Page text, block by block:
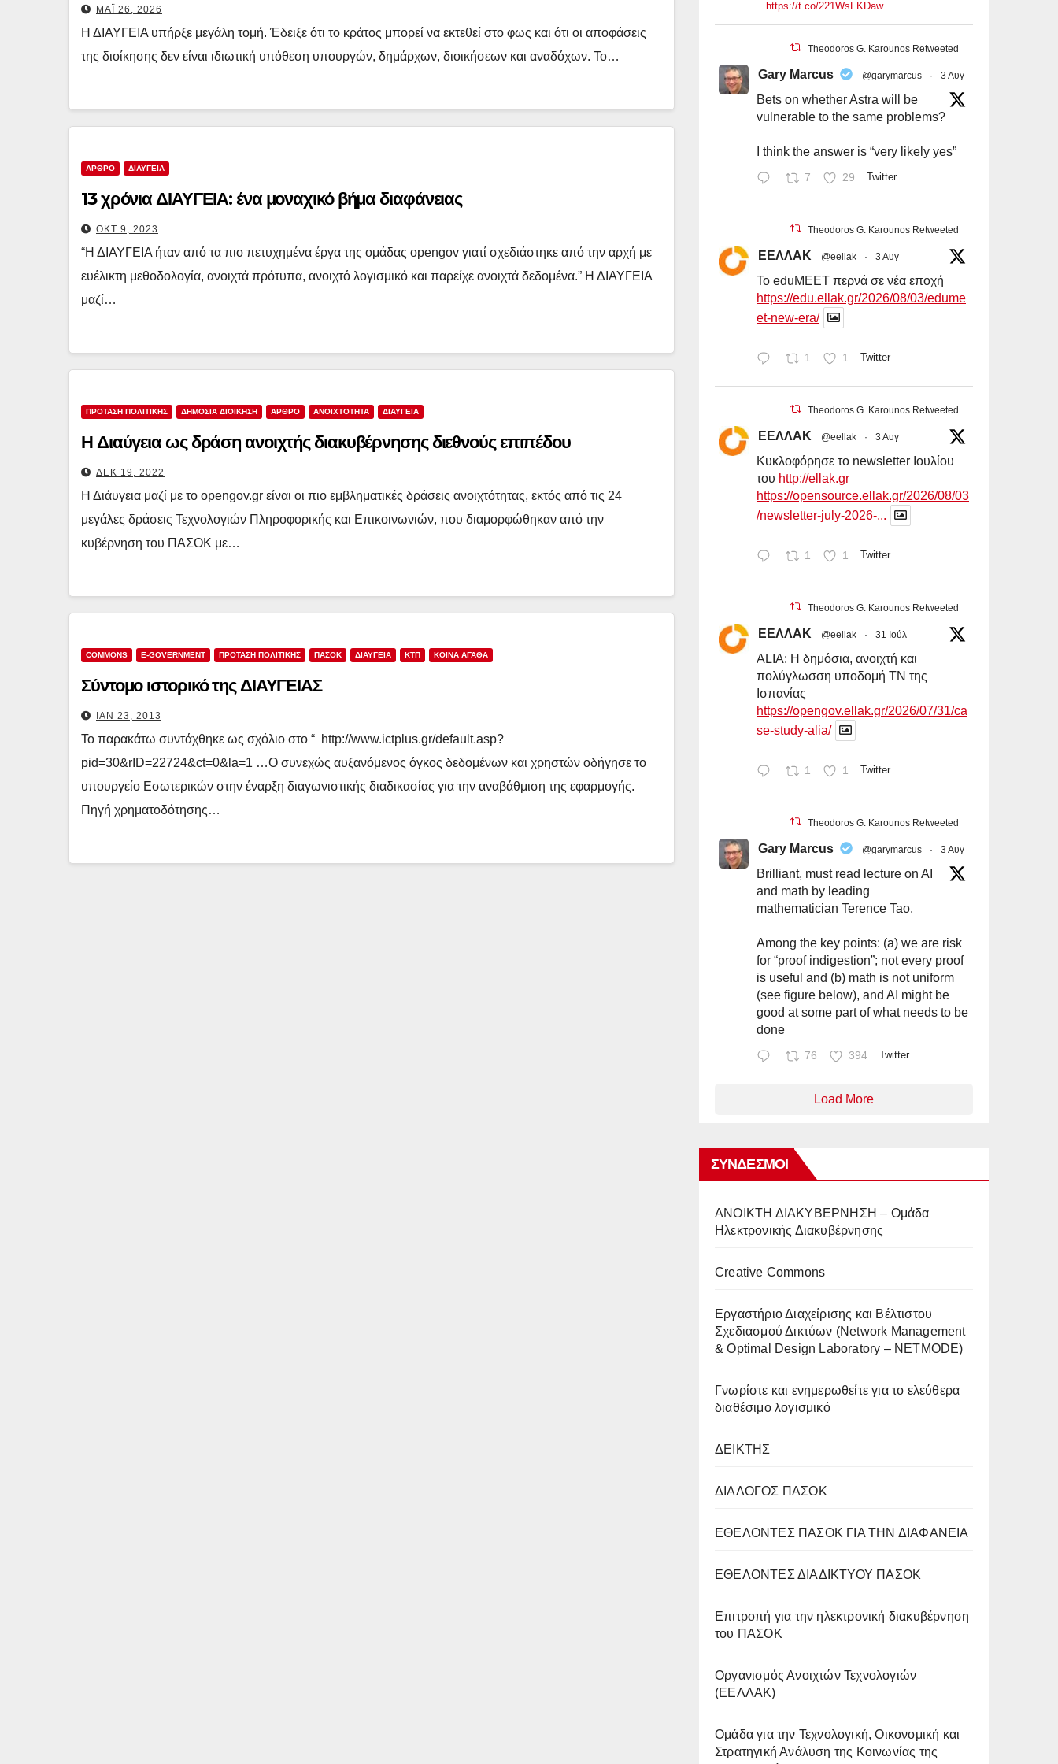
ΜΆΙ 26, 2026
Η ΔΙΑΥΓΕΙΑ υπήρξε μεγάλη τομή. Έδειξε ότι το κράτος μπορεί να εκτεθεί στο φως και ότι οι αποφάσεις
της διοίκησης δεν είναι ιδιωτική υπόθεση υπουργών, δημάρχων, διοικήσεων και αναδόχων. Το…
ΑΡΘΡΟ ΔΙΑΥΓΕΙΑ
13 χρόνια ΔΙΑΥΓΕΙΑ: ένα μοναχικό βήμα διαφάνειας
ΟΚΤ 9, 2023
“Η ΔΙΑΥΓΕΙΑ ήταν από τα πιο πετυχημένα έργα της ομάδας opengov γιατί σχεδιάστηκε από την αρχή με
ευέλικτη μεθοδολογία, ανοιχτά πρότυπα, ανοιχτό λογισμικό και παρείχε ανοιχτά δεδομένα.” Η ΔΙΑΥΓΕΙΑ
μαζί…
ΠΡΟΤΑΣΗ ΠΟΛΙΤΙΚΗΣ ΔΗΜΌΣΙΑ ΔΙΟΊΚΗΣΗ ΑΡΘΡΟ ΑΝΟΙΧΤΌΤΗΤΑ ΔΙΑΥΓΕΙΑ
Η Διαύγεια ως δράση ανοιχτής διακυβέρνησης διεθνούς επιπέδου
ΔΕΚ 19, 2022
Η Διάυγεια μαζί με το opengov.gr είναι οι πιο εμβληματικές δράσεις ανοιχτότητας, εκτός από τις 24
μεγάλες δράσεις Τεχνολογιών Πληροφορικής και Επικοινωνιών, που διαμορφώθηκαν από την
κυβέρνηση του ΠΑΣΟΚ με…
COMMONS E-GOVERNMENT ΠΡΟΤΑΣΗ ΠΟΛΙΤΙΚΗΣ ΠΑΣΟΚ ΔΙΑΥΓΕΙΑ ΚΤΠ ΚΟΙΝΑ ΑΓΑΘΑ
Σύντομο ιστορικό της ΔΙΑΥΓΕΙΑΣ
ΙΑΝ 23, 2013
Το παρακάτω συντάχθηκε ως σχόλιο στο “ http://www.ictplus.gr/default.asp?
pid=30&rID=22724&ct=0&la=1 …Ο συνεχώς αυξανόμενος όγκος δεδομένων και χρηστών οδήγησε το
υπουργείο Εσωτερικών στην έναρξη διαγωνιστικής διαδικασίας για την αναβάθμιση της εφαρμογής.
Πηγή χρηματοδότησης…
https://t.co/221WsFKDaw ...
Theodoros G. Karounos Retweeted
Gary Marcus @garymarcus · 3 Αυγ
Bets on whether Astra will be
vulnerable to the same problems?
I think the answer is “very likely yes”
7 29 Twitter
Theodoros G. Karounos Retweeted
ΕΕΛΛΑΚ @eellak · 3 Αυγ
Το eduMEET περνά σε νέα εποχή
https://edu.ellak.gr/2026/08/03/edume
et-new-era/
1 1 Twitter
Theodoros G. Karounos Retweeted
ΕΕΛΛΑΚ @eellak · 3 Αυγ
Κυκλοφόρησε το newsletter Ιουλίου
του http://ellak.gr
https://opensource.ellak.gr/2026/08/03
/newsletter-july-2026-...
1 1 Twitter
Theodoros G. Karounos Retweeted
ΕΕΛΛΑΚ @eellak · 31 Ιούλ
ALIA: Η δημόσια, ανοιχτή και
πολύγλωσση υποδομή ΤΝ της
Ισπανίας
https://opengov.ellak.gr/2026/07/31/ca
se-study-alia/
1 1 Twitter
Theodoros G. Karounos Retweeted
Gary Marcus @garymarcus · 3 Αυγ
Brilliant, must read lecture on AI
and math by leading
mathematician Terence Tao.
Among the key points: (a) we are risk
for “proof indigestion”; not every proof
is useful and (b) math is not uniform
(see figure below), and AI might be
good at some part of what needs to be
done
76 394 Twitter
Load More
ΣΎΝΔΕΣΜΟΙ
AΝΟΙΚΤΗ ΔΙΑΚΥΒΕΡΝΗΣΗ – Ομάδα
Ηλεκτρονικής Διακυβέρνησης
Creative Commons
Eργαστήριο Διαχείρισης και Βέλτιστου
Σχεδιασμού Δικτύων (Network Management
& Optimal Design Laboratory – NETMODE)
Γνωρίστε και ενημερωθείτε για το ελεύθερα
διαθέσιμο λογισμικό
ΔΕΙΚΤΗΣ
ΔΙΑΛΟΓΟΣ ΠΑΣΟΚ
ΕΘΕΛΟΝΤΕΣ ΠΑΣΟΚ ΓΙΑ ΤΗΝ ΔΙΑΦΑΝΕΙΑ
ΕΘΕΛΟΝΤΕΣ ΔΙΑΔΙΚΤΥΟΥ ΠΑΣΟΚ
Επιτροπή για την ηλεκτρονική διακυβέρνηση
του ΠΑΣΟΚ
Οργανισμός Ανοιχτών Τεχνολογιών
(ΕΕΛΛΑΚ)
Oμάδα για την Τεχνολογική, Οικονομική και
Στρατηγική Ανάλυση της Κοινωνίας της